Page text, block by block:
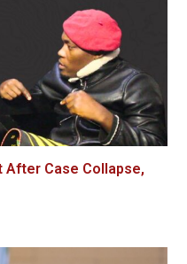
After Case Collapse,